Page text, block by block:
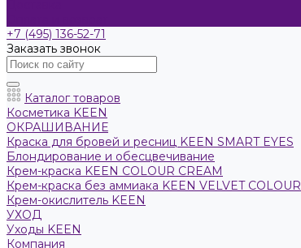
+7 (495) 136-52-71
Заказать звонок
Каталог товаров
Косметика KEEN
ОКРАШИВАНИЕ
Краска для бровей и ресниц KEEN SMART EYES
Блондирование и обесцвечивание
Крем-краска KEEN COLOUR CREAM
Крем-краска без аммиака KEEN VELVET COLOUR
Крем-окислитель KEEN
УХОД
Уходы KEEN
Компания